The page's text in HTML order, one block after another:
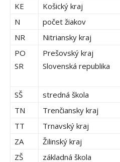
KE
Košický kraj
N
počet žiakov
NR
Nitriansky kraj
PO
SR
Prešovský kraj
Slovenská republika
SŠ
stredná škola
TN
Trenčiansky kraj
TT
Trnavský kraj
ZA
Žilinský kraj
ZŠ
základná škola